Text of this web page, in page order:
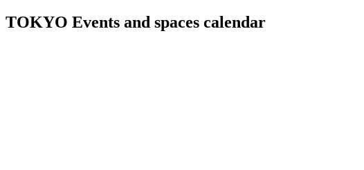
TOKYO Events and spaces calendar